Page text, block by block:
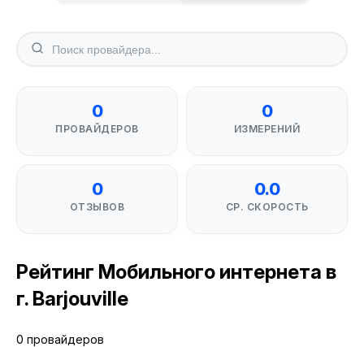
0
ПРОВАЙДЕРОВ
0
ИЗМЕРЕНИЙ
0
ОТЗЫВОВ
0.0
СР. СКОРОСТЬ
Рейтинг Мобильного интернета в
г. Barjouville
0 провайдеров